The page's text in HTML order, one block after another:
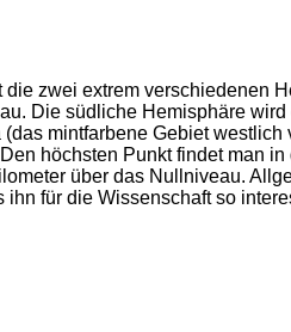
zwei extrem
Die südliche Hemisphäre
mintfarbene Gebiet
höchsten Punkt findet man
über das Nullniveau.
für die Wissenschaft so